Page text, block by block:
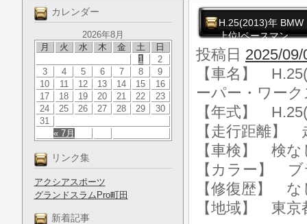
カレンダー
2026年8月
月
火 水 木 金 土 日
« 7月
1
2
3
4 5 6 7 8
9
10
11 12 13 14 15
16
17
18 19 20 21 22
23
24
25 26 27 28 29
30
31
リンク集
アクシアスポーツ
グランドスラムPro町田
新着記事
H.25(2013)年 BMW
上位!ペースマン
投稿日 2025/09/
【車名】
ーパー・ワー
【年式】
【走行距離】
【車検】 検な
【カラー】
【修復歴】 な
【地域】 東京